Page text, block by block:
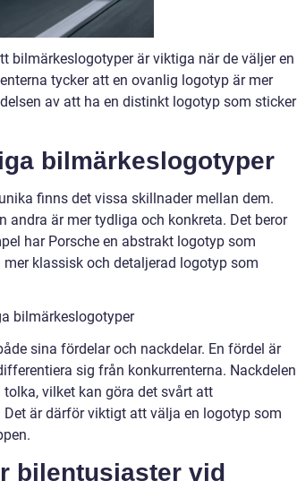
bilmärkeslogotyper är viktiga när de väljer en
tycker att en ovanlig logotyp är mer
av att ha en distinkt logotyp som sticker
bilmärkeslogotyper
finns det vissa skillnader mellan dem.
är mer tydliga och konkreta. Det beror
har Porsche en abstrakt logotyp som
klassisk och detaljerad logotyp som
bilmärkeslogotyper
sina fördelar och nackdelar. En fördel är
sig från konkurrenterna. Nackdelen
vilket kan göra det svårt att
är därför viktigt att välja en logotyp som
bilentusiaster vid